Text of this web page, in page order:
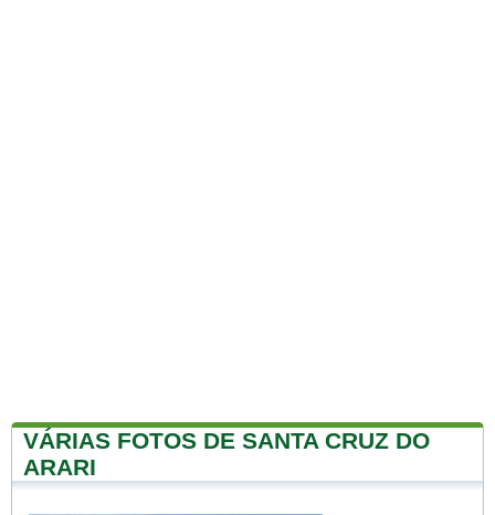
VÁRIAS FOTOS DE SANTA CRUZ DO
ARARI